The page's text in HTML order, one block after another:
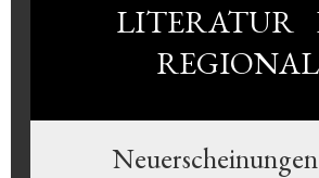
LITERATUR
Neuerscheinungen